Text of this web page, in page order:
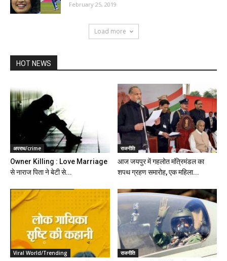
February 25, 2019
Load more
HOT NEWS
अपराध/crime
Owner Killing : Love Marriage
से नाराज पिता ने बेटी से...
राजनीति
आज जयपुर में गहलोत मंत्रिमंडल का
शपथ ग्रहण समारोह, एक महिला...
Viral World/Trending राजनीति